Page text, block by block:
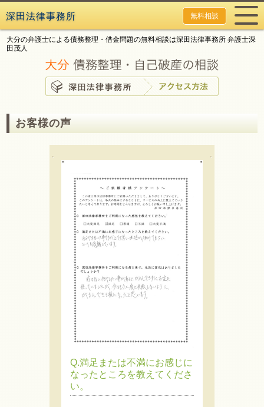
大分の弁護士による債務整理・借金問題の無料相談は深田法律事務所 弁護士深
田茂人
深田法律事務所 無料相談
お客様の声
Q.満足または不満にお感じに
なったところを教えてくださ
い。